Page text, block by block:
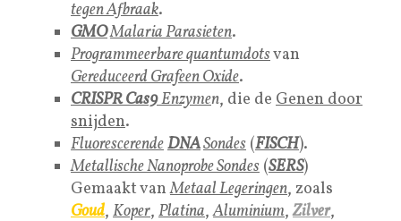
tegen Afbraak.
GMOMalaria Parasieten.
Programmeerbare quantumdotsvan
Gereduceerd Grafeen Oxide.
CRISPR Cas9Enzymen, die de Genen door
snijden.
FluorescerendeDNASondes (FISCH).
Metallische Nanoprobe Sondes (SERS)
Gemaakt vanMetaal Legeringen, zoals
Goud, Koper, Platina,Aluminium,Zilver,